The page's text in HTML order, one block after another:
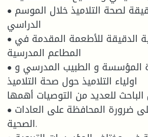
• غياب المراقبة الفعلية الدقيقة لصحة التلاميذ خلال الموسم
الدراسي
• غياب المراقبة الفعلية الدقيقة للأطعمة المقدمة في
المطاعم المدرسية
• عدم التنسيق بين ادارة المؤسسة و الطبيب المدرسي و
اولياء التلاميذ حول صحة التلاميذ
للعديد من التوصيات أهمها :
• إقامة دورات تحث التلاميذ على ضرورة المحافظة على العادات
الصحية.